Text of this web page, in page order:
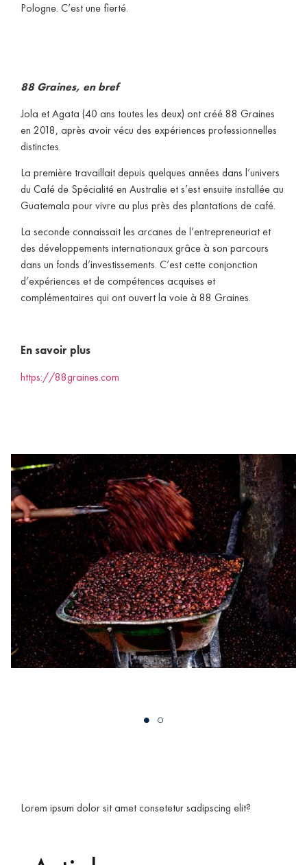
Pologne. C’est une fierté.
88 Graines, en bref
Jola et Agata (40 ans toutes les deux) ont créé 88 Graines
en 2018, après avoir vécu des expériences professionnelles
distinctes.
La première travaillait depuis quelques années dans l’univers
du Café de Spécialité en Australie et s’est ensuite installée au
Guatemala pour vivre au plus près des plantations de café.
La seconde connaissait les arcanes de l’entrepreneuriat et
des développements internationaux grâce à son parcours
dans un fonds d’investissements. C’est cette conjonction
d’expériences et de compétences acquises et
complémentaires qui ont ouvert la voie à 88 Graines.
En savoir plus
https://88graines.com
Lorem ipsum dolor sit amet consetetur sadipscing elit?